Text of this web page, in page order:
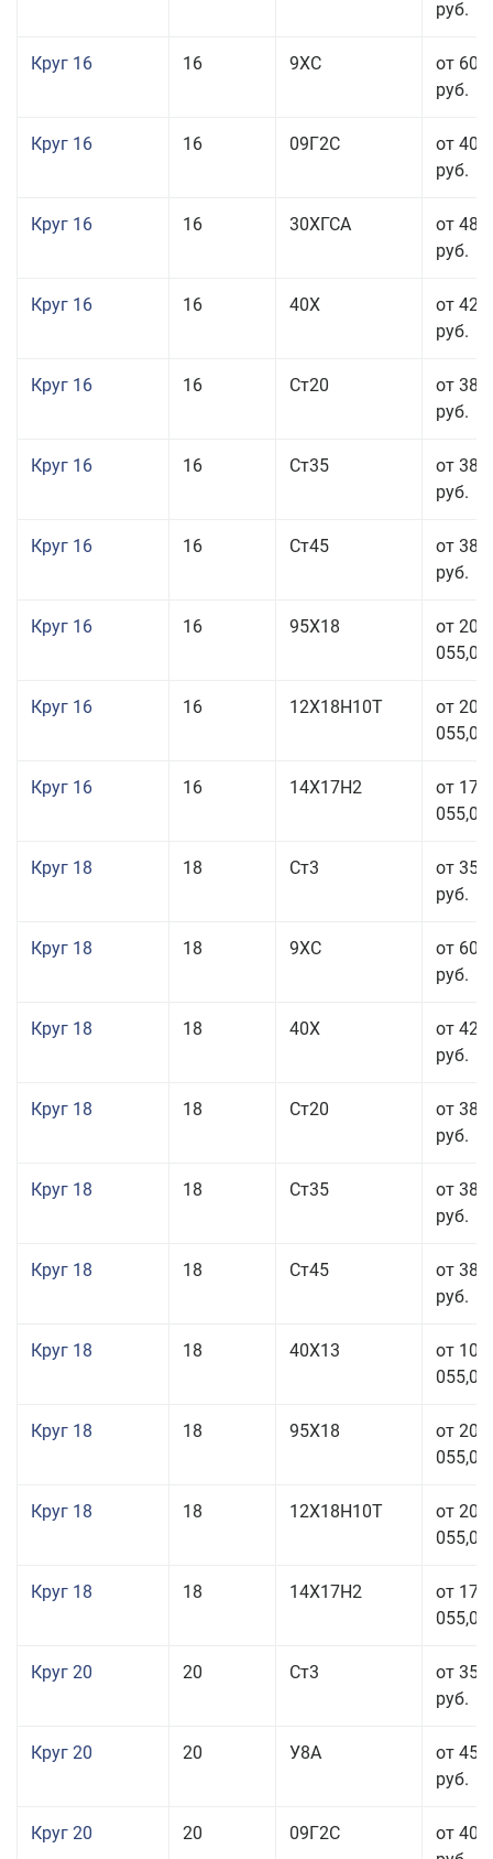
руб.
Круг 16 16 9ХС
от 60
руб.
Круг 16 16 09Г2С
от 40
руб.
Круг 16 16 30ХГСА
от 48
руб.
Круг 16 16 40Х
от 42
руб.
Круг 16 16 Ст20
от 38
руб.
Круг 16 16 Ст35
от 38
руб.
Круг 16 16 Ст45
от 38
руб.
Круг 16 16 95Х18
от 208
055,00
Круг 16 16 12Х18Н10Т
от 209
055,00
Круг 16 16 14Х17Н2
от 175
055,00
Круг 18 18 Ст3
от 35
руб.
Круг 18 18 9ХС
от 60
руб.
Круг 18 18 40Х
от 42
руб.
Круг 18 18 Ст20
от 38
руб.
Круг 18 18 Ст35
от 38
руб.
Круг 18 18 Ст45
от 38
руб.
Круг 18 18 40Х13
от 103
055,00
Круг 18 18 95Х18
от 208
055,00
Круг 18 18 12Х18Н10Т
от 209
055,00
Круг 18 18 14Х17Н2
от 175
055,00
Круг 20 20 Ст3
от 35
руб.
Круг 20 20 У8А
от 45
руб.
Круг 20 20 09Г2С
от 40